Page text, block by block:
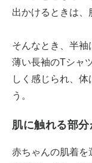
出かけるときは、
そんなとき、半袖
薄い長袖のTシャ
しく感じられ、
う。
肌に触れる部
赤ちゃんの肌着を